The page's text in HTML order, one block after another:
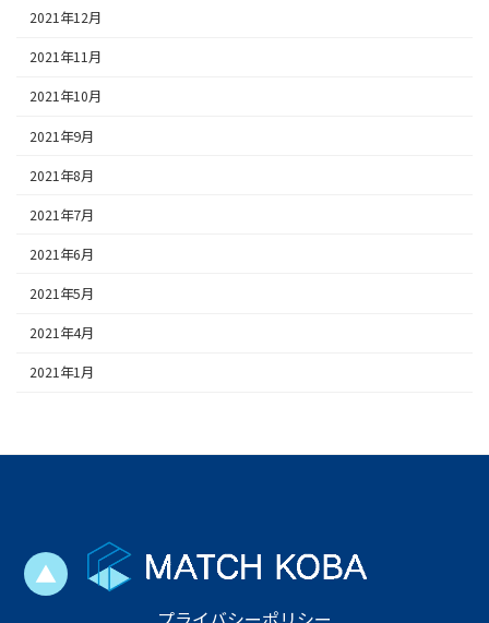
2021年12月
2021年11月
2021年10月
2021年9月
2021年8月
2021年7月
2021年6月
2021年5月
2021年4月
2021年1月
▲